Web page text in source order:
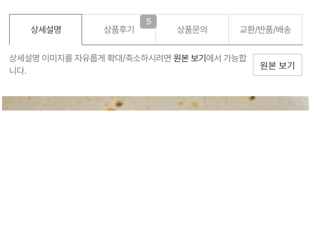
상세설명 상품후기
5
상품문의 교환/반품/배송
상세설명 이미지를 자유롭게 확대/축소하시려면원본 보기에서 가능합
니다.
원본 보기